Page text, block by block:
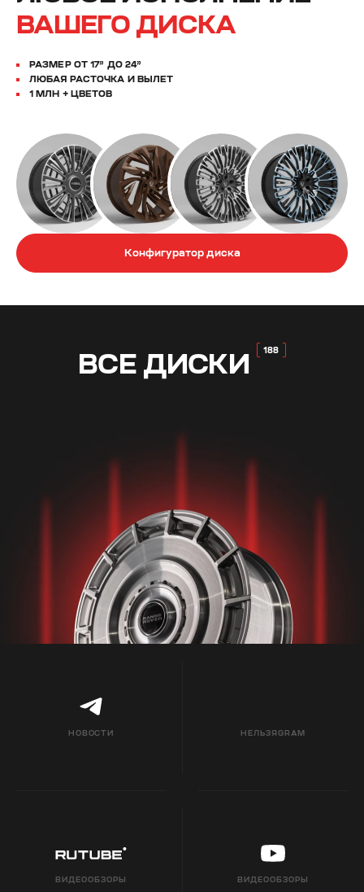
ВАШЕГО ДИСКА
РАЗМЕР ОТ 17” ДО 24”
ЛЮБАЯ РАСТОЧКА И ВЫЛЕТ
1 МЛН + ЦВЕТОВ
Конфигуратор диска
ВСЕ ДИСКИ
НОВОСТИ НЕЛЬЗЯGRAM
ВИДЕООБЗОРЫ ВИДЕООБЗОРЫ